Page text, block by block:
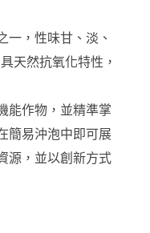
，性味甘、淡、
天然抗氧化特性，
能作物，並精準掌
簡易沖泡中即可展
源，並以創新方式